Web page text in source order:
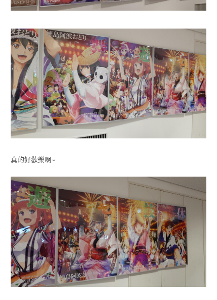
真的好歡樂啊~